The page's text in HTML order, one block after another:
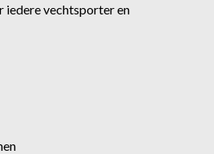
iedere vechtsporter en